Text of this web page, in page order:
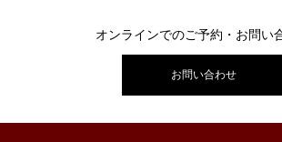
オンラインでのご予約・お問い
お問い合わせ